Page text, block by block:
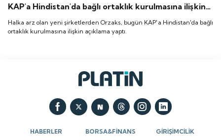
KAP'a Hindistan'da bağlı ortaklık kurulmasına ilişkin
açıklama yaptı.
Halka arz olan yeni şirketlerden Orzaks, bugün KAP'a Hindistan'da bağlı
ortaklık kurulmasına ilişkin açıklama yaptı.
HABERLER BORSA&FİNANS GİRİŞİMCİLİK